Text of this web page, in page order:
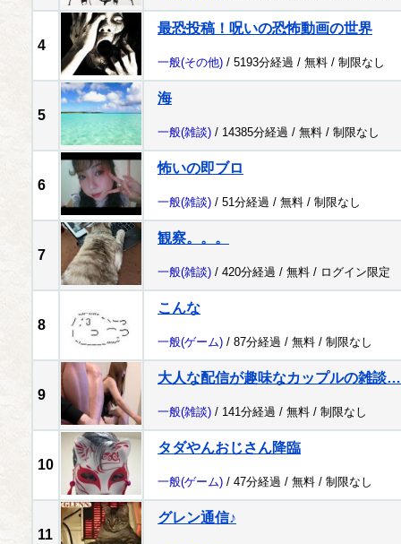
4
最恐投稿！呪いの恐怖動画の世界
一般(その他) / 5193分経過 / 無料 / 制限なし
5
海
一般(雑談) / 14385分経過 / 無料 / 制限なし
6
怖いの即ブロ
一般(雑談) / 51分経過 / 無料 / 制限なし
7
観察。。。
一般(雑談) / 420分経過 / 無料 / ログイン限定
8
こんな
一般(ゲーム) / 87分経過 / 無料 / 制限なし
9
大人な配信が趣味なカップルの雑談…
一般(雑談) / 141分経過 / 無料 / 制限なし
10
タダやんおじさん降臨
一般(ゲーム) / 47分経過 / 無料 / 制限なし
11
グレン通信♪